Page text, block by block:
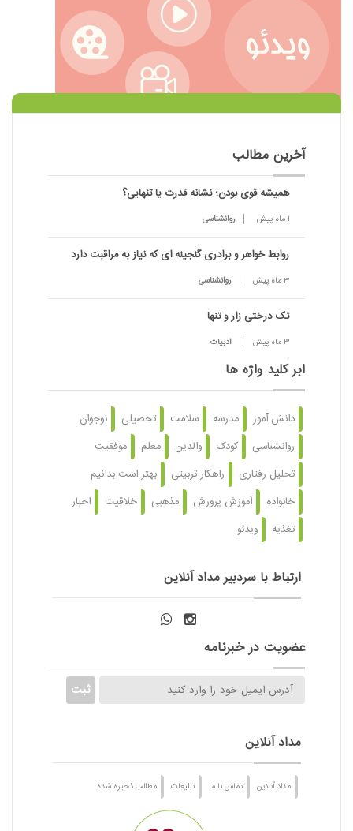
آخرین مطالب
همیشه قوی بودن؛ نشانه قدرت یا تنهایی؟
1 ماه پیش روانشناسی
روابط خواهر و برادری گنجینه ای که نیاز به مراقبت دارد
3 ماه پیش روانشناسی
تک درختی زار و تنها
3 ماه پیش ادبیات
ابر کلید واژه ها
دانش آموز مدرسه سلامت تحصیلی
نوجوان
روانشناسی
کودک والدین معلم
موفقیت
تحلیل رفتاری
راهکار تربیتی
بهتر است بدانیم
خانواده
آموزش پرورش مذهبی خلاقیت
اخبار
تغذیه
ویدئو
ارتباط با سردبیر مداد آنلاین
عضویت در خبرنامه
مداد آنلاین
مداد آنلاین تماس با ما تبلیغات مطالب ذخیره شده